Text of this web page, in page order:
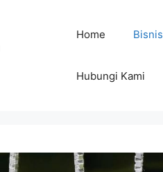
Home Bisnis
Hubungi Kami